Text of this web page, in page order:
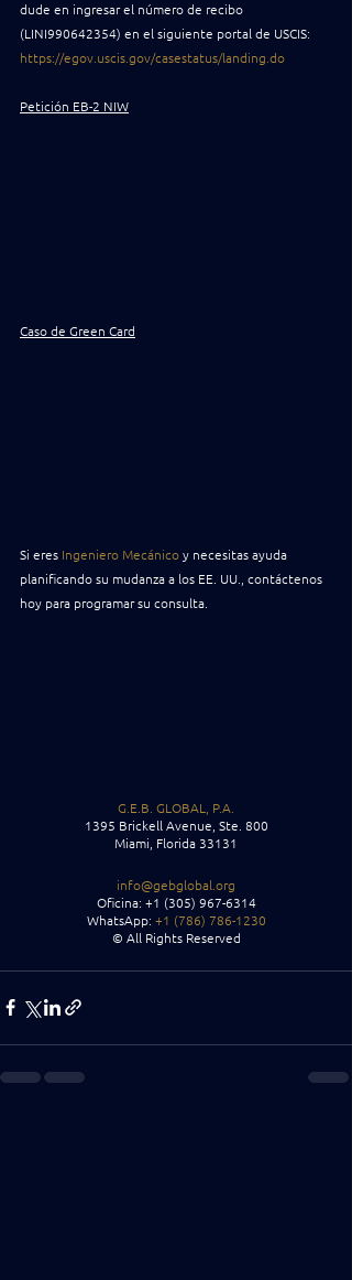
dude en ingresar el número de recibo
(LINI990642354) en el siguiente portal de USCIS:
https://egov.uscis.gov/casestatus/landing.do
Petición EB-2 NIW
Caso de Green Card
Si eres Ingeniero Mecánico y necesitas ayuda
planificando su mudanza a los EE. UU., contáctenos
hoy para programar su consulta.
G.E.B. GLOBAL, P.A.
1395 Brickell Avenue, Ste. 800
Miami, Florida 33131
info@gebglobal.org
Oficina: +1 (305) 967-6314
WhatsApp: +1 (786) 786-1230
© All Rights Reserved